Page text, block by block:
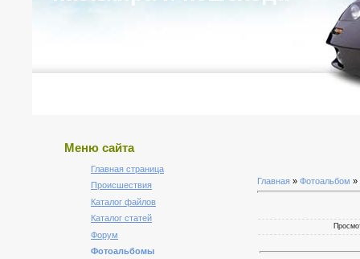
Меню сайта
Главная страница
Происшествия
Каталог файлов
Каталог статей
Форум
Фотоальбомы
Главная » Фотоальбом »